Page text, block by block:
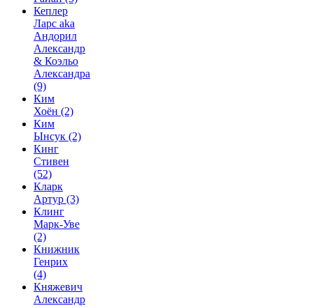
Кеплер
Ларс aka
Андорил
Александр
& Коэльо
Александра
(9)
Ким
Хоён (2)
Ким
Ынсук (2)
Кинг
Стивен
(52)
Кларк
Артур (3)
Клинг
Марк-Уве
(2)
Книжник
Генрих
(4)
Княжевич
Александр